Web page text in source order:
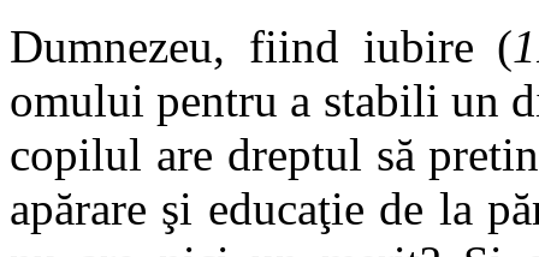
Dumnezeu, fiind iubire (
omului pentru a stabili un
copilul are dreptul să
apărare şi educaţie de la